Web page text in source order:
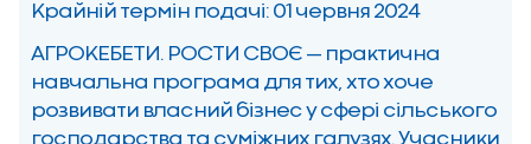
Крайній термін подачі: 01 червня 2024
АГРОКЕБЕТИ. РОСТИ СВОЄ — практична
навчальна програма для тих, хто хоче
розвивати власний бізнес у сфері сільського
господарства та суміжних галузях. Учасники